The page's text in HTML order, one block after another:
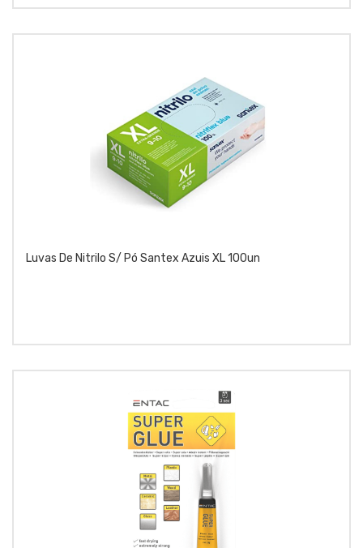
Luvas De Nitrilo S/ Pó Santex Azuis XL 100un